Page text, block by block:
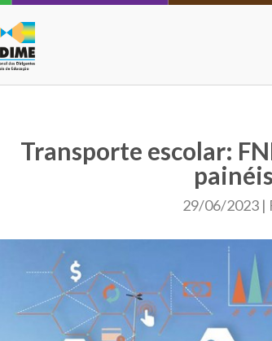
Transporte escolar:
painéis
29/06/2023 |